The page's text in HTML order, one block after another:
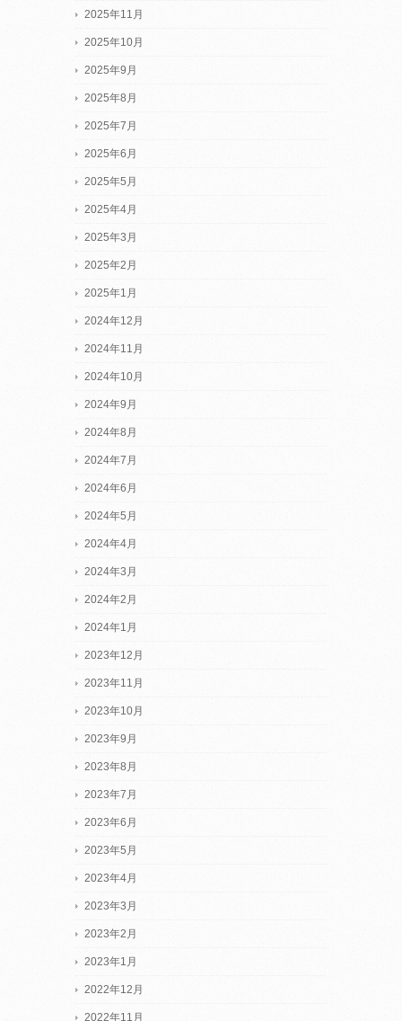
2025年11月
2025年10月
2025年9月
2025年8月
2025年7月
2025年6月
2025年5月
2025年4月
2025年3月
2025年2月
2025年1月
2024年12月
2024年11月
2024年10月
2024年9月
2024年8月
2024年7月
2024年6月
2024年5月
2024年4月
2024年3月
2024年2月
2024年1月
2023年12月
2023年11月
2023年10月
2023年9月
2023年8月
2023年7月
2023年6月
2023年5月
2023年4月
2023年3月
2023年2月
2023年1月
2022年12月
2022年11月